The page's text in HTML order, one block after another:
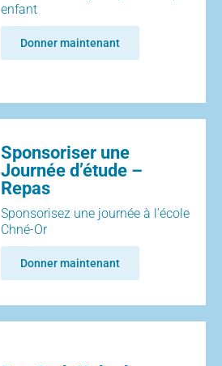
enfant
Donner maintenant
Sponsoriser une
Journée d’étude –
Repas
Sponsorisez une journée à l’école
Chné-Or
Donner maintenant